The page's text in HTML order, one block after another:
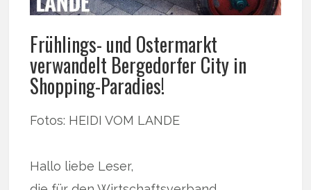
Frühlings- und Ostermarkt
verwandelt Bergedorfer City in
Shopping-Paradies!
Fotos: HEIDI VOM LANDE
Hallo liebe Leser,